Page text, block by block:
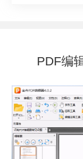
PDF编